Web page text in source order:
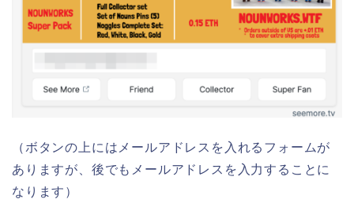
（ボタンの上にはメールアドレスを入れるフォームが
ありますが、後でもメールアドレスを入力することに
なります）